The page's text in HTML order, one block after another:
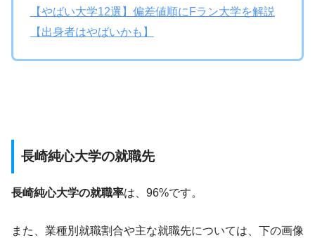
【やばい大学12選】偏差値順にFラン大学を解説
【出身者はやばいかも】
長崎純心大学の就職先
長崎純心大学の就職率は、96%です。
また、業種別就職割合や主な就職先については、下の画像